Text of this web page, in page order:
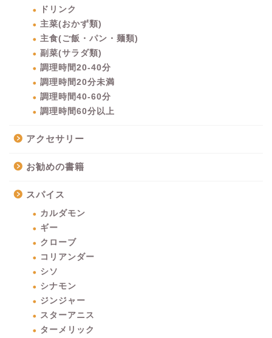
ドリンク
主菜(おかず類)
主食(ご飯・パン・麺類)
副菜(サラダ類)
調理時間20-40分
調理時間20分未満
調理時間40-60分
調理時間60分以上
アクセサリー
お勧めの書籍
スパイス
カルダモン
ギー
クローブ
コリアンダー
シソ
シナモン
ジンジャー
スターアニス
ターメリック